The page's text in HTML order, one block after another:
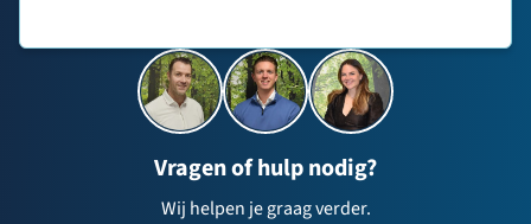
Vragen of hulp nodig?
Wij helpen je graag verder.